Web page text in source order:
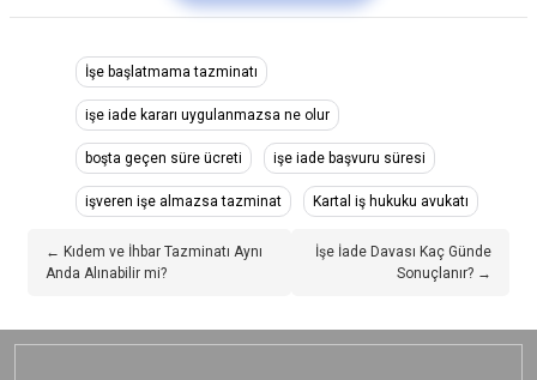
İşe başlatmama tazminatı
işe iade kararı uygulanmazsa ne olur
boşta geçen süre ücreti işe iade başvuru süresi
işveren işe almazsa tazminat Kartal iş hukuku avukatı
← Kıdem ve İhbar Tazminatı Aynı
Anda Alınabilir mi?
İşe İade Davası Kaç Günde
Sonuçlanır? →